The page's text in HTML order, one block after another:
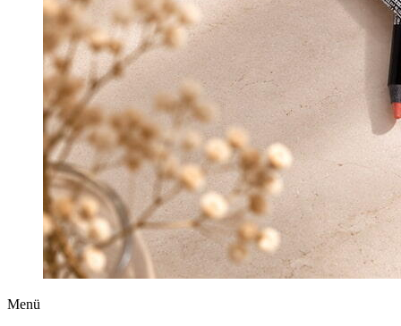
Menü